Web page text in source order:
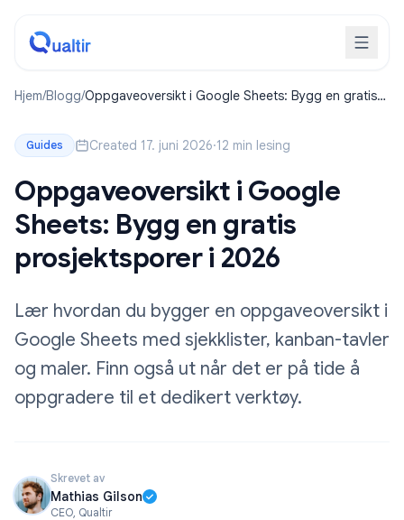
Hjem/Blogg/Oppgaveoversikt i Google Sheets: Bygg en gratis
Guides Created 17. juni 2026·12 min lesing
Oppgaveoversikt i Google
Sheets: Bygg en gratis
prosjektsporer i 2026
Lær hvordan du bygger en oppgaveoversikt i
Google Sheets med sjekklister, kanban-tavler
og maler. Finn også ut når det er på tide å
oppgradere til et dedikert verktøy.
Skrevet av
Mathias Gilson
CEO, Qualtir